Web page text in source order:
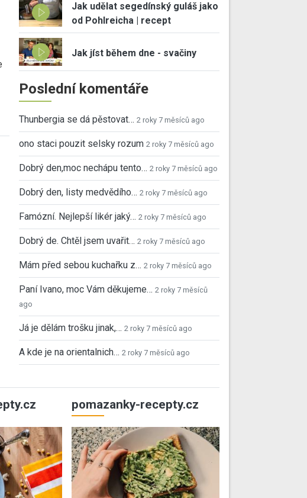
Jak udělat segedínský guláš jako
od Pohlreicha | recept
Jak jíst během dne - svačiny
Poslední komentáře
Thunbergia se dá pěstovat… 2 roky 7 měsíců ago
ono staci pouzit selsky rozum 2 roky 7 měsíců ago
Dobrý den,moc nechápu tento… 2 roky 7 měsíců ago
Dobrý den, listy medvědího… 2 roky 7 měsíců ago
Famózní. Nejlepší likér jaký… 2 roky 7 měsíců ago
Dobrý de. Chtěl jsem uvařit… 2 roky 7 měsíců ago
Mám před sebou kuchařku z… 2 roky 7 měsíců ago
Paní Ivano, moc Vám děkujeme… 2 roky 7 měsíců
ago
Já je dělám trošku jinak,… 2 roky 7 měsíců ago
A kde je na orientalnich… 2 roky 7 měsíců ago
pomazanky-recepty.cz